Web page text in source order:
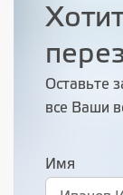
Оставьте
все Ваши
Имя